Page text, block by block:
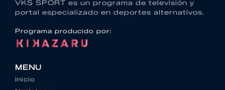
VKS SPORT es un programa de televisión y
portal especializado en deportes alternativos.
Programa producido por:
MENU
Inicio